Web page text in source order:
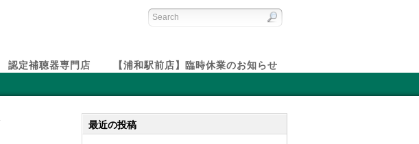
【浦和駅前店】臨時休業のお知らせ
認定補聴器専門店
最近の投稿